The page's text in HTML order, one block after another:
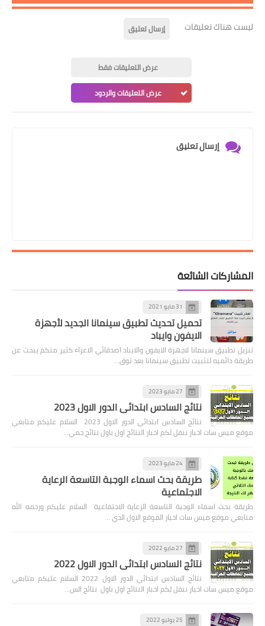
ليست هناك تعليقات إرسال تعليق
عرض التعليقات فقط
عرض التعليقات والردود
إرسال تعليق
المشاركات الشائعة
31 مايو 2021
تحميل تحديث تطبيق سينمانا الجديد لأجهزة
الايفون وايباد
تنزيل تطبيق سينمانا لاجهزة الايفون والايباد اصدقائي الاعزاء كثير منكم يبحث عن
طريقة دائميه لتثبيت تطبيق سينمانا بعد توق…
27 مايو 2023
نتائج السادس ابتدائي الدور الاول 2023
نتائج السادس ابتدائي الدور الاول 2023 السلام عليكم متابعي
موقع ميس سات اخبار ننقل لكم اخبار النتائج اول باول نتائج جمي…
24 مايو 2023
طريقة بحث اسماء الوجبة التاسعة الرعاية
الاجتماعية
طريقة بحث اسماء الوجبة التاسعة الرعاية الاجتماعية السلام عليكم ورحمه الله
متابعي موقع ميس سات اخبار الموقع الاول الذي …
27 مايو 2022
نتائج السادس ابتدائي الدور الاول 2022
نتائج السادس ابتدائي الدور الاول 2022 السلام عليكم متابعي
موقع ميس سات اخبار ننقل لكم اخبار النتائج اول باول نتائج الس…
25 يوليو 2022